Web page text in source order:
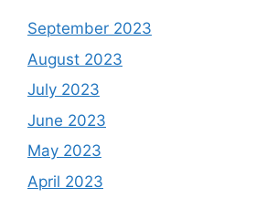
September 2023
August 2023
July 2023
June 2023
May 2023
April 2023